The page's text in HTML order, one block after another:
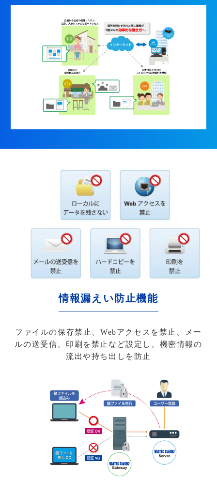
情報漏えい防止機能
ファイルの保存禁止、Webアクセスを禁止、メー
ルの送受信、印刷を禁止など設定し、機密情報の
流出や持ち出しを防止